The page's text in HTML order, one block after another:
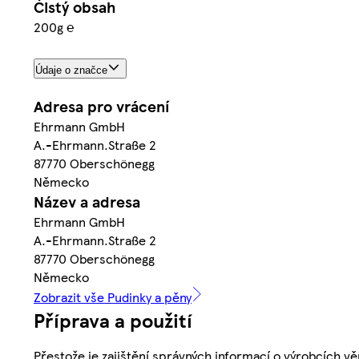
Čistý obsah
200g ℮
Údaje o značce
Adresa pro vrácení
Ehrmann GmbH
A.-Ehrmann.Straße 2
87770 Oberschönegg
Německo
Název a adresa
Ehrmann GmbH
A.-Ehrmann.Straße 2
87770 Oberschönegg
Německo
Zobrazit vše Pudinky a pěny
Příprava a použití
Přestože je zajištění správných informací o výrobcích